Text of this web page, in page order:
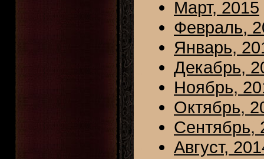
Март, 2015
Февраль,
Январь,
Декабрь,
Ноябрь,
Октябрь,
Сентябрь,
Август,